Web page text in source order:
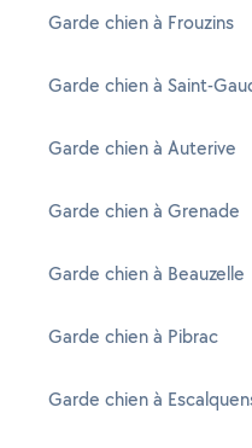
Garde chien à Frouzins
Garde chien à Saint-
Garde chien à Auterive
Garde chien à Grenade
Garde chien à Beauzelle
Garde chien à Pibrac
Garde chien à